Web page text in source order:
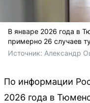
В январе 2026 года в
примерно 26 случаев
Источник: Александр
По информации
2026 года в